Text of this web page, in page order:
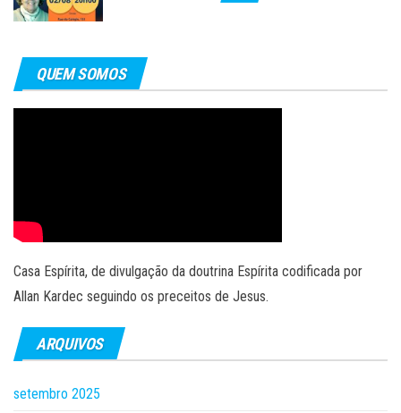
QUEM SOMOS
Casa Espírita, de divulgação da doutrina Espírita codificada por
Allan Kardec seguindo os preceitos de Jesus.
ARQUIVOS
setembro 2025